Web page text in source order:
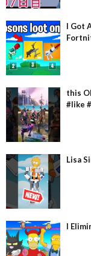
I Got
this
#like
Lisa
I